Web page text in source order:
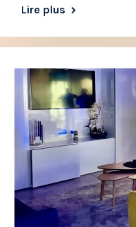
Lire plus